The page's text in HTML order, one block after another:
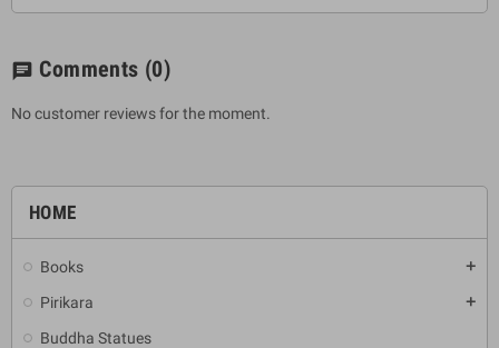
HOME
Books add
Pirikara add
Buddha Statues
chat Comments (0)
No customer reviews for the moment.